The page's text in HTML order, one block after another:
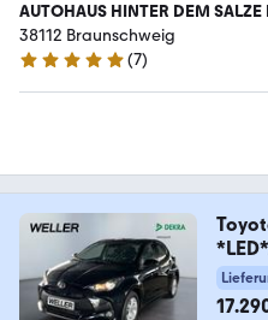
AUTOHAUS HINTER DEM
38112 Braunschweig
5 Sterne
(7)